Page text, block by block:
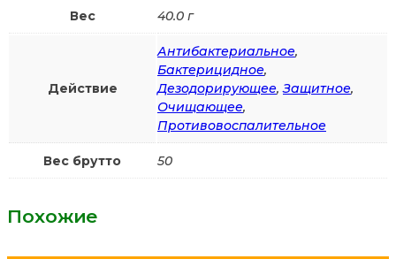
Вес 40.0 г
Действие
Антибактериальное,
Бактерицидное,
Дезодорирующее,Защитное,
Очищающее,
Противовоспалительное
Вес брутто 50
Похожие